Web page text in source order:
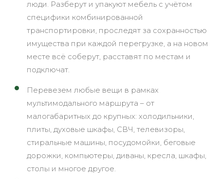
люди. Разберут и упакуют мебель с учётом
специфики комбинированной
транспортировки, проследят за сохранностью
имущества при каждой перегрузке, а на новом
месте всё соберут, расставят по местам и
подключат.
Перевезем любые вещи в рамках
мультимодального маршрута – от
малогабаритных до крупных: холодильники,
плиты, духовые шкафы, СВЧ, телевизоры,
стиральные машины, посудомойки, беговые
дорожки, компьютеры, диваны, кресла, шкафы,
столы и многое другое.